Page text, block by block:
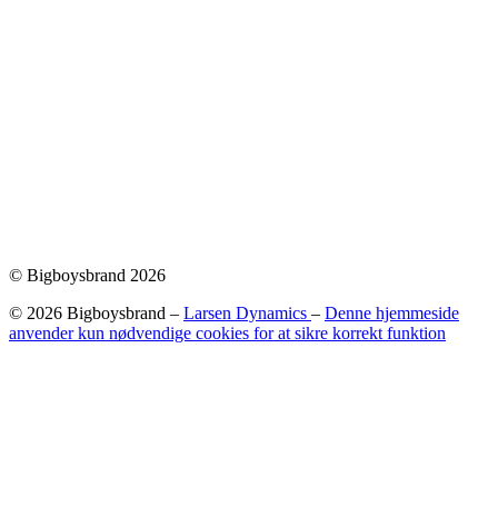
© Bigboysbrand 2026
© 2026 Bigboysbrand – Larsen Dynamics – Denne hjemmeside
anvender kun nødvendige cookies for at sikre korrekt funktion